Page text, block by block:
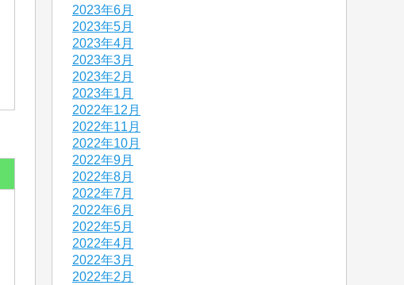
2023年6月
2023年5月
2023年4月
2023年3月
2023年2月
2023年1月
2022年12月
2022年11月
2022年10月
2022年9月
2022年8月
2022年7月
2022年6月
2022年5月
2022年4月
2022年3月
2022年2月